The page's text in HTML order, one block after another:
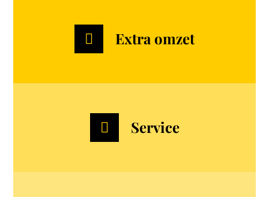
Extra omzet
Service